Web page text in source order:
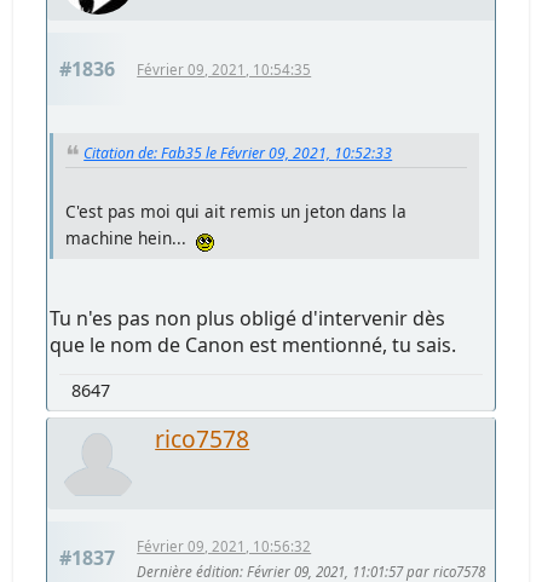
#1836 Février 09, 2021, 10:54:35
Citation de: Fab35 le Février 09, 2021, 10:52:33
C'est pas moi qui ait remis un jeton dans la
machine hein...
Tu n'es pas non plus obligé d'intervenir dès
que le nom de Canon est mentionné, tu sais.
8647
rico7578
#1837
Février 09, 2021, 10:56:32
Dernière édition: Février 09, 2021, 11:01:57 par rico7578